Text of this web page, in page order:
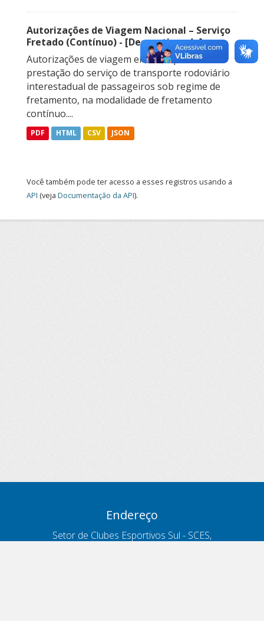
Autorizações de Viagem Nacional – Serviço
Fretado (Contínuo) - [Descontinuado]
Autorizações de viagem emitidas para a
prestação do serviço de transporte rodoviário
interestadual de passageiros sob regime de
fretamento, na modalidade de fretamento
contínuo....
PDF HTML CSV JSON
Você também pode ter acesso a esses registros usando a
API (veja Documentação da API).
Endereço
Setor de Clubes Esportivos Sul - SCES,